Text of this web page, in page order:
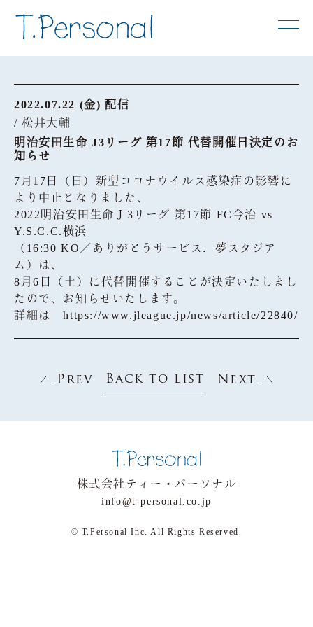
2022.07.22 (金) 配信
/ 松井大輔
明治安田生命 J3リーグ 第17節 代替開催日決定のお
知らせ
7月17日（日）新型コロナウイルス感染症の影響に
より中止となりました、
2022明治安田生命Ｊ3リーグ 第17節 FC今治 vs
Y.S.C.C.横浜
（16:30 KO／ありがとうサービス．夢スタジア
ム）は、
8月6日（土）に代替開催することが決定いたしまし
たので、お知らせいたします。
詳細はhttps://www.jleague.jp/news/article/22840/
Prev Back to list Next
株式会社ティー・パーソナル
info@t-personal.co.jp
© T.Personal Inc. All Rights Reserved.